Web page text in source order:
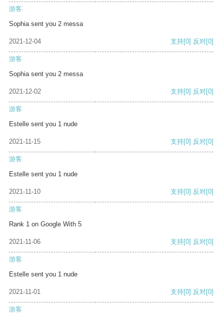
游客
Sophia sent you 2 messa
2021-12-04 支持[0] 反对[0]
游客
Sophia sent you 2 messa
2021-12-02 支持[0] 反对[0]
游客
Estelle sent you 1 nude
2021-11-15 支持[0] 反对[0]
游客
Estelle sent you 1 nude
2021-11-10 支持[0] 反对[0]
游客
Rank 1 on Google With 5
2021-11-06 支持[0] 反对[0]
游客
Estelle sent you 1 nude
2021-11-01 支持[0] 反对[0]
游客